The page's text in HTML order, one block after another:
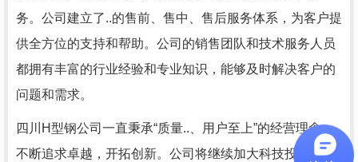
务。公司建立了..的售前、售中、售后服务体系，为客户提
供全方位的支持和帮助。公司的销售团队和技术服务人员
都拥有丰富的行业经验和专业知识，能够及时解决客户的
问题和需求。
四川H型钢公司一直秉承“质量..、用户至上”的经营理念，
不断追求卓越，开拓创新。公司将继续加大科技投入和技